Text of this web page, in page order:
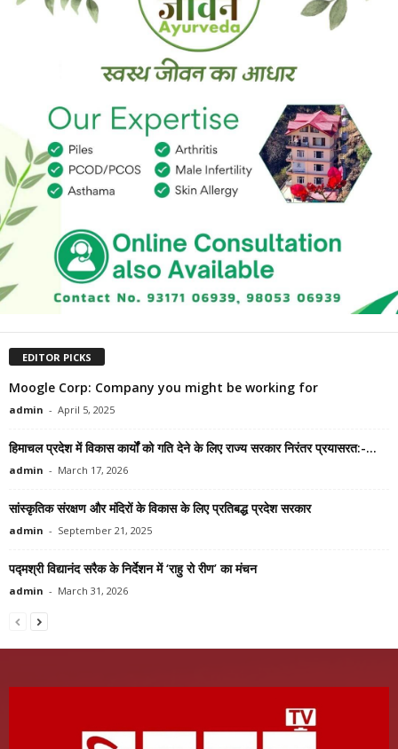
EDITOR PICKS
Moogle Corp: Company you might be working for
admin - April 5, 2025
हिमाचल प्रदेश में विकास कार्योंं को गति देने के लिए राज्य सरकार निरंतर प्रयासरत:-...
admin - March 17, 2026
सांस्कृतिक संरक्षण और मंदिरों के विकास के लिए प्रतिबद्ध प्रदेश सरकार
admin - September 21, 2025
पद्मश्री विद्यानंद सरैक के निर्देशन में ‘राहु रो रीण’ का मंचन
admin - March 31, 2026